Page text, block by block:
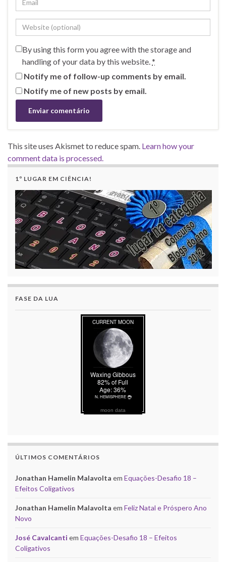
By using this form you agree with the storage and
handling of your data by this website. *
Notify me of follow-up comments by email.
Notify me of new posts by email.
This site uses Akismet to reduce spam. Learn how your
comment data is processed.
1º LUGAR EM CIÊNCIA!
FASE DA LUA
moon data
ÚLTIMOS COMENTÁRIOS
Jonathan Hamelin Malavolta em Equações-Desafio 18 –
Efeitos Coligativos
Jonathan Hamelin Malavolta em Feliz Natal e Próspero Ano
Novo
José Cavalcanti em Equações-Desafio 18 – Efeitos
Coligativos